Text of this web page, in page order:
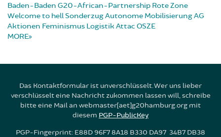
Baden-Baden G20-African-Partnership Rote Zone
Welcome to hellSonderzugAutonome MobilisierungAG
Aktionen Feminismus Logistik Attac OSZE
MORE
Das Kontaktformular ist unverschlüsselt. Wer uns lieber
verschlüsselt eine Nachricht zukommen lassen will, schreibe
bitte eine Mail an webmaster[aet]g20hamburg.org mit
diesem PGP-PublicKey
PGP-Fingerprint: E88D 96F7 8A18 B330 DA97 34B7 DB38